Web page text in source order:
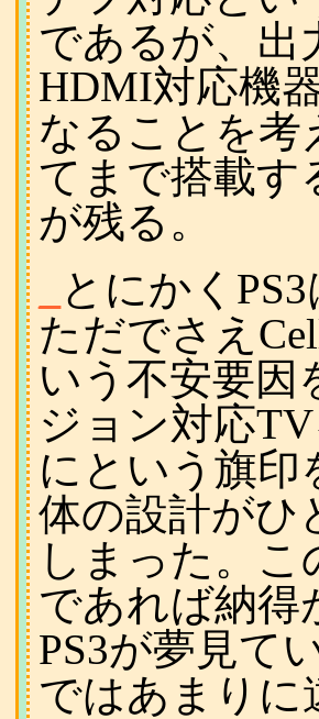
であるが、出
HDMI対応機
なることを考
てまで搭載す
が残る。
とにかく
ただでさえ
いう不安要因
ジョン対応
にという旗印
体の設計がひ
しまった。
であれば納得
PS3が夢見て
ではあまりに